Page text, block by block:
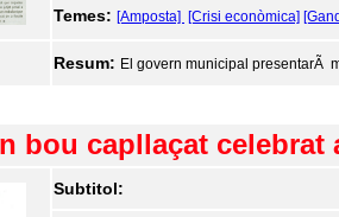
Temes: [Amposta] [Crisi econòmica]
Resum: El govern municipal presentarÃ
bou capllaçat celebrat
Subtitol: